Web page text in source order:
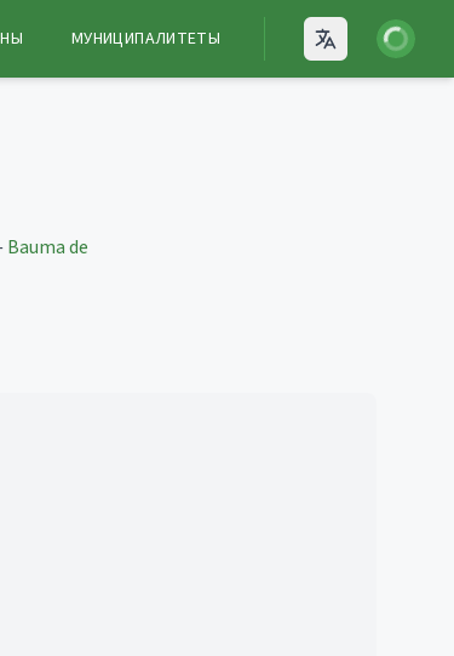
МУНИЦИПАЛИТЕТЫ Open
Войти
Bauma de